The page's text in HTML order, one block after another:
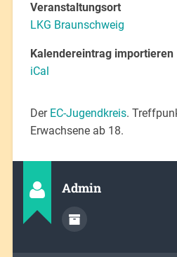
Veranstaltungsort
LKG Braunschweig
Kalendereintrag importieren
iCal
Der EC-Jugendkreis.
Erwachsene ab 18.
Admin